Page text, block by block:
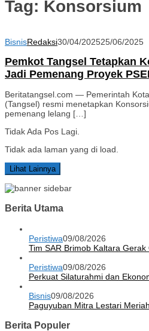
Tag: Konsorsium
BisnisRedaksi30/04/202525/06/2025
Pemkot Tangsel Tetapkan
Jadi Pemenang Proyek
Beritatangsel.com — Pemerintah
(Tangsel) resmi menetapkan
pemenang lelang […]
Tidak Ada Pos Lagi.
Tidak ada laman yang di load.
Lihat Lainnya
Berita Utama
Peristiwa09/08/2026
Tim SAR Brimob Kaltara Gerak
Peristiwa09/08/2026
Perkuat Silaturahmi dan
Bisnis09/08/2026
Paguyuban Mitra Lestari
Berita Populer